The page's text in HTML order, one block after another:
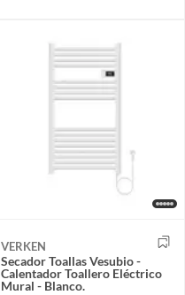
VERKEN
Secador Toallas Vesubio -
Calentador Toallero Eléctrico
Mural - Blanco.